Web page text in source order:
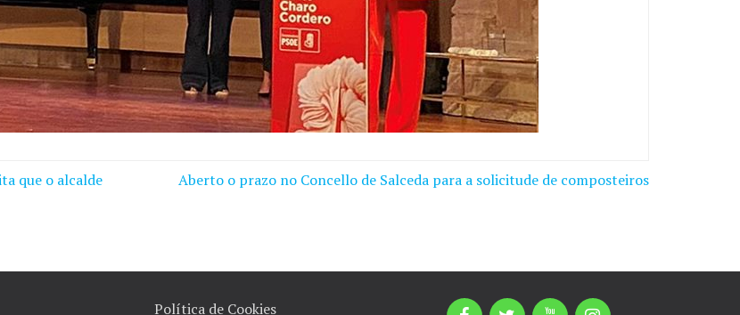
que o alcalde
Aberto o prazo no Concello de Salceda para a solicitude de composteiros
Política de Cookies